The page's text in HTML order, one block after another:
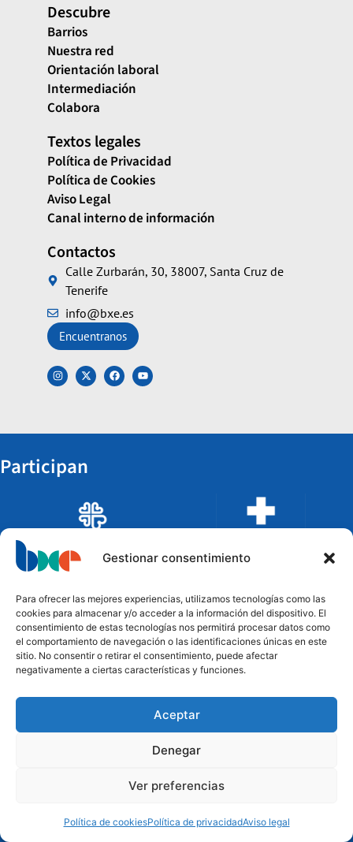
Gestionar consentimiento
Para ofrecer las mejores experiencias, utilizamos tecnologías como las
cookies para almacenar y/o acceder a la información del dispositivo. El
consentimiento de estas tecnologías nos permitirá procesar datos como
el comportamiento de navegación o las identificaciones únicas en este
sitio. No consentir o retirar el consentimiento, puede afectar
negativamente a ciertas características y funciones.
Aceptar
Denegar
Ver preferencias
Política de cookiesPolítica de privacidadAviso legal
Descubre
Barrios
Nuestra red
Orientación laboral
Intermediación
Colabora
Textos legales
Política de Privacidad
Política de Cookies
Aviso Legal
Canal interno de información
Contactos
Calle Zurbarán, 30, 38007, Santa Cruz de
Tenerife
info@bxe.es
Encuentranos
Participan
Financian